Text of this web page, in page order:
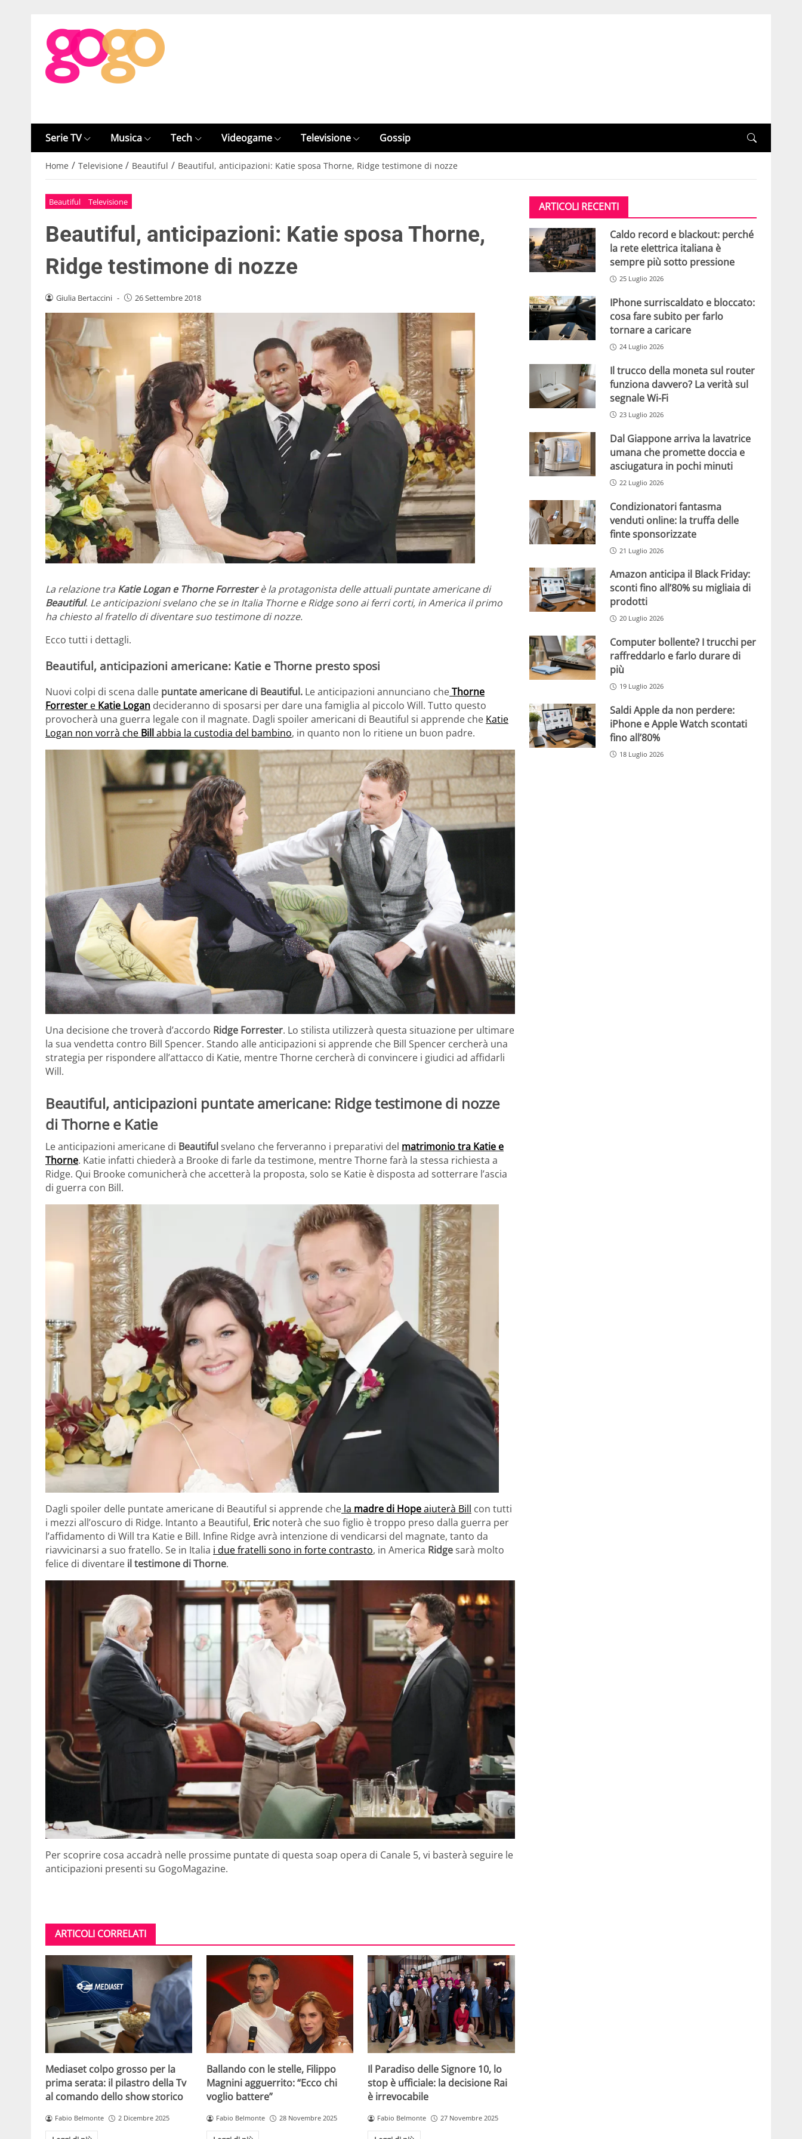
Serie TV Musica Tech Videogame Televisione Gossip
Home / Televisione / Beautiful / Beautiful, anticipazioni: Katie sposa Thorne, Ridge testimone di nozze
Beautiful Televisione
Beautiful, anticipazioni: Katie sposa Thorne,
Ridge testimone di nozze
Giulia Bertaccini - 26 Settembre 2018
La relazione tra Katie Logan e Thorne Forresterè la protagonista delle attuali puntate americane di
Beautiful. Le anticipazioni svelano che se in Italia Thorne e Ridge sono ai ferri corti, in America il primo
ha chiesto al fratello di diventare suo testimone di nozze.
Ecco tutti i dettagli.
Beautiful, anticipazioni americane: Katie e Thorne presto sposi
Nuovi colpi di scena dalle puntate americane di Beautiful. Le anticipazioni annunciano cheThorne
Forrester e Katie Logan decideranno di sposarsi per dare una famiglia al piccolo Will. Tutto questo
provocherà una guerra legale con il magnate. Dagli spoiler americani di Beautiful si apprende che Katie
Logan non vorrà che Billabbia la custodia del bambino, in quanto non lo ritiene un buon padre.
Una decisione che troverà d’accordo Ridge Forrester. Lo stilista utilizzerà questa situazione per ultimare
la sua vendetta contro Bill Spencer. Stando alle anticipazioni si apprende che Bill Spencer cercherà una
strategia per rispondere all’attacco di Katie, mentre Thorne cercherà di convincere i giudici ad affidarli
Will.
Beautiful, anticipazioni puntate americane: Ridge testimone di nozze
di Thorne e Katie
Le anticipazioni americane di Beautiful svelano che ferveranno i preparativi del matrimonio tra Katie e
Thorne. Katie infatti chiederà a Brooke di farle da testimone, mentre Thorne farà la stessa richiesta a
Ridge. Qui Brooke comunicherà che accetterà la proposta, solo se Katie è disposta ad sotterrare l’ascia
di guerra con Bill.
Dagli spoiler delle puntate americane di Beautiful si apprende che la madre di Hopeaiuterà Bill con tutti
i mezzi all’oscuro di Ridge. Intanto a Beautiful, Eric noterà che suo figlio è troppo preso dalla guerra per
l’affidamento di Will tra Katie e Bill. Infine Ridge avrà intenzione di vendicarsi del magnate, tanto da
riavvicinarsi a suo fratello. Se in Italia i due fratelli sono in forte contrasto, in America Ridgesarà molto
felice di diventare il testimone di Thorne.
Per scoprire cosa accadrà nelle prossime puntate di questa soap opera di Canale 5, vi basterà seguire le
anticipazioni presenti su GogoMagazine.
ARTICOLI CORRELATI
Mediaset colpo grosso per la
prima serata: il pilastro della Tv
al comando dello show storico
Fabio Belmonte 2 Dicembre 2025
Ballando con le stelle, Filippo
Magnini agguerrito: “Ecco chi
voglio battere”
Fabio Belmonte 28 Novembre 2025
Il Paradiso delle Signore 10, lo
stop è ufficiale: la decisione Rai
è irrevocabile
Fabio Belmonte 27 Novembre 2025
ARTICOLI RECENTI
Caldo record e blackout: perché
la rete elettrica italiana è
sempre più sotto pressione
25 Luglio 2026
IPhone surriscaldato e bloccato:
cosa fare subito per farlo
tornare a caricare
24 Luglio 2026
Il trucco della moneta sul router
funziona davvero? La verità sul
segnale Wi-Fi
23 Luglio 2026
Dal Giappone arriva la lavatrice
umana che promette doccia e
asciugatura in pochi minuti
22 Luglio 2026
Condizionatori fantasma
venduti online: la truffa delle
finte sponsorizzate
21 Luglio 2026
Amazon anticipa il Black Friday:
sconti fino all’80% su migliaia di
prodotti
20 Luglio 2026
Computer bollente? I trucchi per
raffreddarlo e farlo durare di
più
19 Luglio 2026
Saldi Apple da non perdere:
iPhone e Apple Watch scontati
fino all’80%
18 Luglio 2026